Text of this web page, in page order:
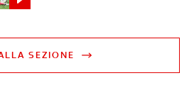
SEZIONE